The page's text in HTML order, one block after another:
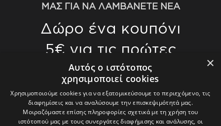
ΜΑΣ ΓΙΑ ΝΑ ΛΑΜΒΑΝΕΤΕ ΝΕΑ
Δώρο ένα κουπόνι
5€ για τις πρώτες
αγορές σας άνω
των 70€
Γίνετε οι πρώτοι που θα μάθετε για τις
τελευταίες μας τάσεις και θα λάβετε
×
Αυτός ο ιστότοπος
χρησιμοποιεί cookies
Χρησιμοποιούμε cookies για να εξατομικεύσουμε το περιεχόμενο, τις
διαφημίσεις και να αναλύσουμε την επισκεψιμότητά μας.
Μοιραζόμαστε επίσης πληροφορίες σχετικά με τη χρήση του
ιστότοπού μας με τους συνεργάτες διαφήμισης και ανάλυσης, οι